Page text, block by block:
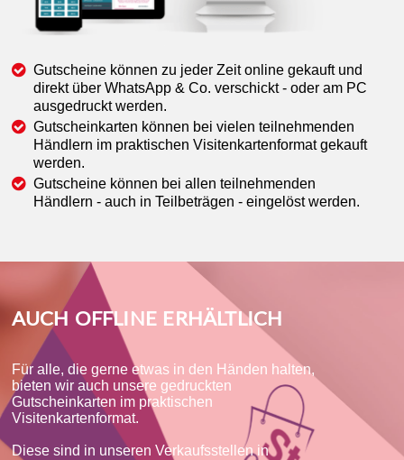
Gutscheine können zu jeder Zeit online gekauft und
direkt über WhatsApp & Co. verschickt - oder am PC
ausgedruckt werden.
Gutscheinkarten können bei vielen teilnehmenden
Händlern im praktischen Visitenkartenformat gekauft
werden.
Gutscheine können bei allen teilnehmenden
Händlern - auch in Teilbeträgen - eingelöst werden.
AUCH OFFLINE ERHÄLTLICH
Für alle, die gerne etwas in den Händen halten,
bieten wir auch unsere gedruckten
Gutscheinkarten im praktischen
Visitenkartenformat.
Diese sind in unseren Verkaufsstellen in